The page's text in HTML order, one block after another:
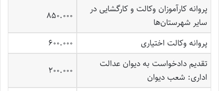
پروانه کارآموزان وکالت و کارگشایی در
سایر شهرستان‌ها
850.000
پروانه وکالت اختیاری
600.000
تقدیم دادخواست به دیوان عدالت
اداری:‌ شعب دیوان
200.000